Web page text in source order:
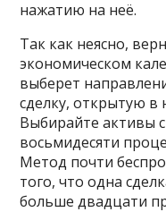
нажатию на неё.
Так как неясно,
экономическом
выберет
сделку, открытую
Выбирайте активы
восьмидесяти
Метод почти
того, что одна
больше двадцати